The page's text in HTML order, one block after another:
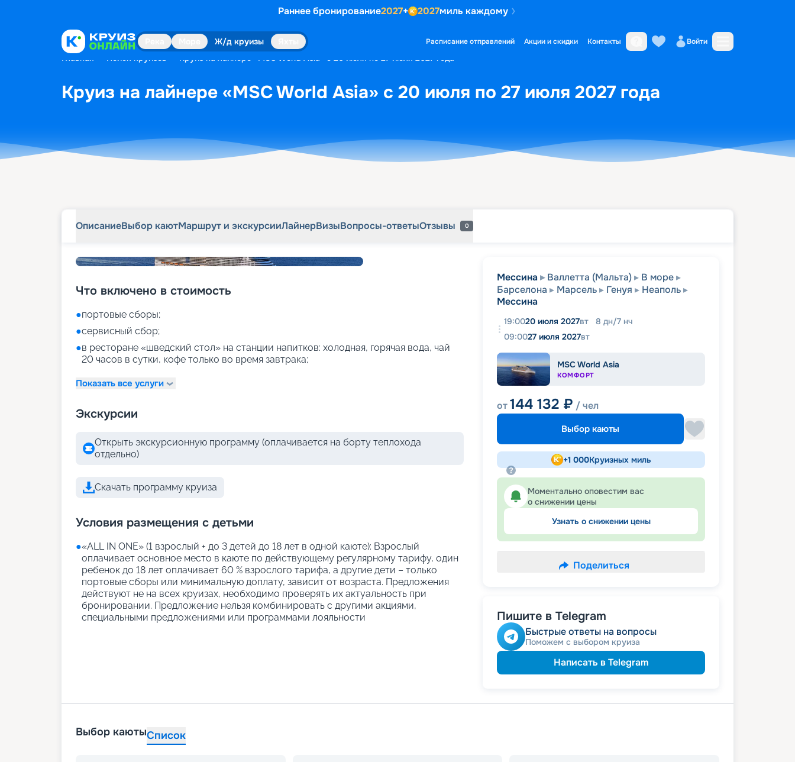
Раннее бронирование2027+ 2027миль каждому
Ж/д круизы Расписание отправлений Акции и скидки Контакты Войти
Главная Поиск круизов Круиз на лайнере «MSC World Asia» с 20 июля по 27 июля 2027 года
Круиз на лайнере «MSC World Asia» с 20 июля по 27 июля 2027 года
ОписаниеВыбор каютМаршрут и экскурсииЛайнерВизыВопросы-ответыОтзывы 0
Что включено в стоимость
●портовые сборы;
●сервисный сбор;
●в ресторане «шведский стол» на станции напитков: холодная, горячая вода, чай
20 часов в сутки, кофе только во время завтрака;
Показать все услуги
Экскурсии
Открыть экскурсионную программу (оплачивается на борту теплохода
отдельно)
Скачать программу круиза
Условия размещения с детьми
●«АLL IN ONE» (1 взрослый + до 3 детей до 18 лет в одной каюте): Взрослый
оплачивает основное место в каюте по действующему регулярному тарифу, один
ребенок до 18 лет оплачивает 60 % взрослого тарифа, а другие дети – только
портовые сборы или минимальную доплату, зависит от возраста. Предложения
действуют не на всех круизах, необходимо проверять их актуальность при
бронировании. Предложение нельзя комбинировать с другими акциями,
специальными предложениями или программами лояльности
Мессина Валлетта (Мальта)
В море
Барселона
Марсель Генуя
Неаполь
Мессина
19:0020 июля 2027вт 8 дн/7 нч
09:0027 июля 2027вт
MSC World Asia
КОМФОРТ
от144 132 ₽ / чел
Выбор каюты
+1 000Круизных миль
Моментально оповестим вас
о снижении цены
Узнать о снижении цены
Поделиться
Пишите в Telegram
Быстрые ответы на вопросы
Поможем с выбором круиза
Написать в Telegram
Выбор каютыСписок